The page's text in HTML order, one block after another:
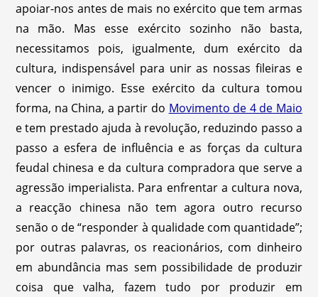
apoiar-nos antes de mais no exército que tem armas
na mão. Mas esse exército sozinho não basta,
necessitamos pois, igualmente, dum exército da
cultura, indispensável para unir as nossas fileiras e
vencer o inimigo. Esse exército da cultura tomou
forma, na China, a partir do Movimento de 4 de Maio
e tem prestado ajuda à revolução, reduzindo passo a
passo a esfera de influência e as forças da cultura
feudal chinesa e da cultura compradora que serve a
agressão imperialista. Para enfrentar a cultura nova,
a reacção chinesa não tem agora outro recurso
senão o de “responder à qualidade com quantidade”;
por outras palavras, os reacionários, com dinheiro
em abundância mas sem possibilidade de produzir
coisa que valha, fazem tudo por produzir em